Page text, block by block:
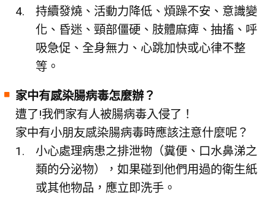
持續發燒、活動力降低、煩躁不安、意識變
化、昏迷、頸部僵硬、肢體麻痺、抽搐、呼
吸急促、全身無力、心跳加快或心律不整
等。
家中有感染腸病毒怎麼辦？
遭了!我們家有人被腸病毒入侵了！
家中有小朋友感染腸病毒時應該注意什麼呢？
小心處理病患之排泄物（糞便、口水鼻涕之
類的分泌物），如果碰到他們用過的衛生紙
或其他物品，應立即洗手。